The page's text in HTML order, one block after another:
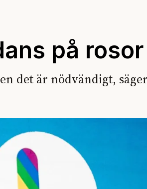
på rosor
det är nödvändigt, säger